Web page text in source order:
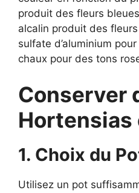
produit des fleurs
alcalin produit des
sulfate d’aluminium
chaux pour des tons
Conserver
Hortensias
1. Choix du
Utilisez un pot